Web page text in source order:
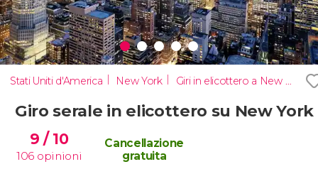
Stati Uniti d'America New York Giri in elicottero a New York
Giro serale in elicottero su New York
9 / 10
106 opinioni
Cancellazione
gratuita